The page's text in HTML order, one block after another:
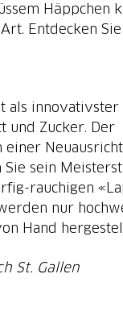
Häppchen
als innovativster
und Zucker. Der
Sie sein
rauchigen
nur
Hand
St. Gallen